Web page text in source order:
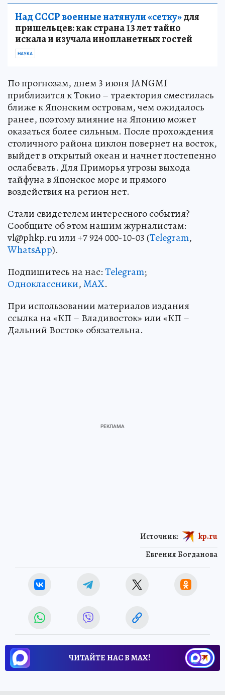
Над СССР военные натянули «сетку»для
пришельцев: как страна 13 лет тайно
искала и изучала инопланетных гостей
НАУКА
По прогнозам, днем 3 июня JANGMI
приблизится к Токио – траектория сместилась
ближе к Японским островам, чем ожидалось
ранее, поэтому влияние на Японию может
оказаться более сильным. После прохождения
столичного района циклон повернет на восток,
выйдет в открытый океан и начнет постепенно
ослабевать. Для Приморья угрозы выхода
тайфуна в Японское море и прямого
воздействия на регион нет.
Стали свидетелем интересного события?
Сообщите об этом нашим журналистам:
vl@phkp.ru или +7 924 000-10-03 (Telegram,
WhatsApp).
Подпишитесь на нас:Telegram;
Одноклассники,MAX.
При использовании материалов издания
ссылка на «КП – Владивосток» или «КП –
Дальний Восток» обязательна.
Евгения Богданова
Источник: kp.ru
ЧИТАЙТЕ НАС В МАХ!